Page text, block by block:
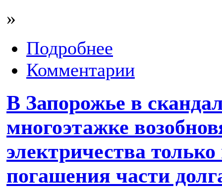
»
Подробнее
Комментарии
В Запорожье в
многоэтажке
электричества только
погашения части